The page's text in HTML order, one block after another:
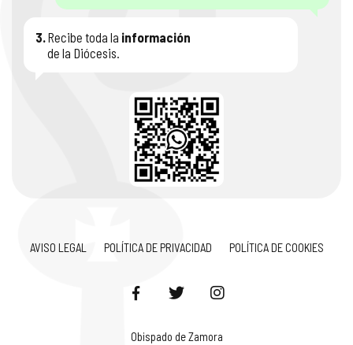
3.Recibe toda la información
de la Diócesis.
AVISO LEGAL POLÍTICA DE PRIVACIDAD POLÍTICA DE COOKIES
Obispado de Zamora